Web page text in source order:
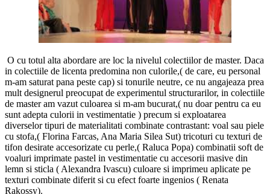
O cu totul alta abordare are loc la nivelul colectiilor de master. Daca
in colectiile de licenta predomina non culorile,( de care, eu personal
m-am saturat pana peste cap) si tonurile neutre, ce nu angajeaza prea
mult designerul preocupat de experimentul structurarilor, in colectiile
de master am vazut culoarea si m-am bucurat,( nu doar pentru ca eu
sunt adepta culorii in vestimentatie ) precum si exploatarea
diverselor tipuri de materialitati combinate contrastant: voal sau piele
cu stofa,( Florina Farcas, Ana Maria Silea Sut) tricoturi cu texturi de
tifon desirate accesorizate cu perle,( Raluca Popa) combinatii soft de
voaluri imprimate pastel in vestimentatie cu accesorii masive din
lemn si sticla ( Alexandra Ivascu) culoare si imprimeu aplicate pe
texturi combinate diferit si cu efect foarte ingenios ( Renata
Rakossy).